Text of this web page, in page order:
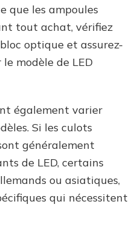
que les ampoules
tout achat, vérifiez
optique et assurez-
modèle de LED
également varier
Si les culots
généralement
de LED, certains
ou asiatiques,
qui nécessitent